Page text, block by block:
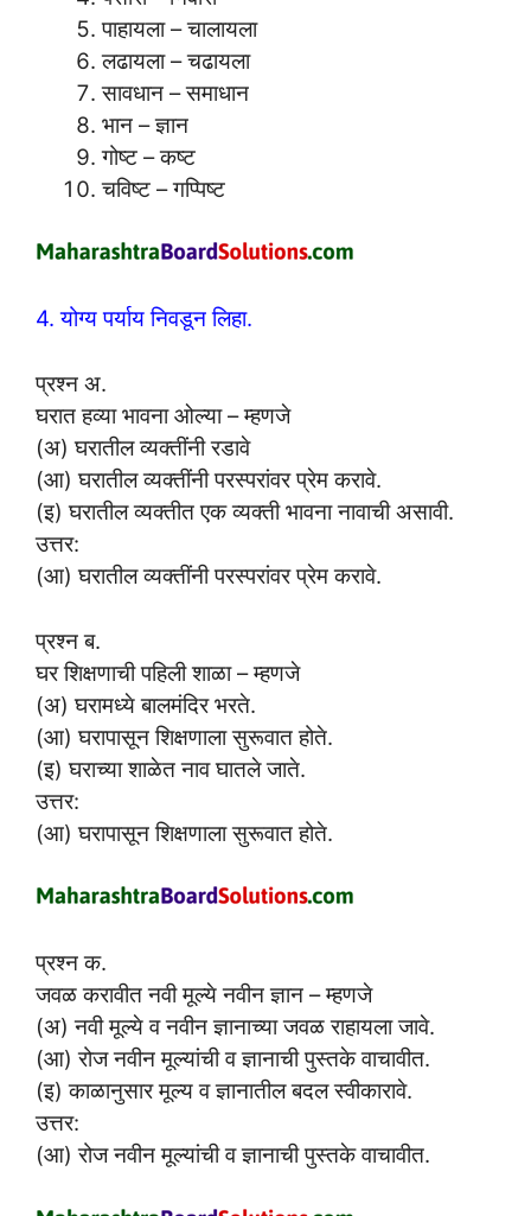
पाहायला – चालायला
लढायला – चढायला
सावधान – समाधान
भान – ज्ञान
गोष्ट – कष्ट
चविष्ट – गप्पिष्ट
4. योग्य पर्याय निवडून लिहा.
प्रश्न अ.
घरात हव्या भावना ओल्या – म्हणजे
(अ) घरातील व्यक्तींनी रडावे
(आ) घरातील व्यक्तींनी परस्परांवर प्रेम करावे.
(इ) घरातील व्यक्तीत एक व्यक्ती भावना नावाची असावी.
उत्तर:
(आ) घरातील व्यक्तींनी परस्परांवर प्रेम करावे.
प्रश्न ब.
घर शिक्षणाची पहिली शाळा – म्हणजे
(अ) घरामध्ये बालमंदिर भरते.
(आ) घरापासून शिक्षणाला सुरूवात होते.
(इ) घराच्या शाळेत नाव घातले जाते.
उत्तर:
(आ) घरापासून शिक्षणाला सुरूवात होते.
प्रश्न क.
जवळ करावीत नवी मूल्ये नवीन ज्ञान – म्हणजे
(अ) नवी मूल्ये व नवीन ज्ञानाच्या जवळ राहायला जावे.
(आ) रोज नवीन मूल्यांची व ज्ञानाची पुस्तके वाचावीत.
(इ) काळानुसार मूल्य व ज्ञानातील बदल स्वीकारावे.
उत्तर:
(आ) रोज नवीन मूल्यांची व ज्ञानाची पुस्तके वाचावीत.